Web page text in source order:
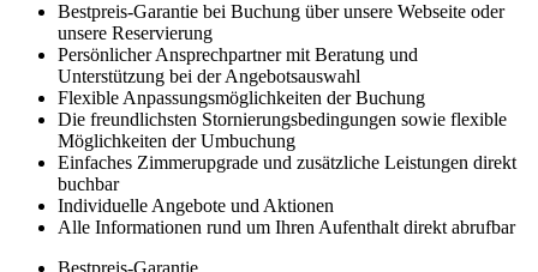
Bestpreis-Garantie bei Buchung über unsere Webseite oder
unsere Reservierung
Persönlicher Ansprechpartner mit Beratung und
Unterstützung bei der Angebotsauswahl
Flexible Anpassungsmöglichkeiten der Buchung
Die freundlichsten Stornierungsbedingungen sowie flexible
Möglichkeiten der Umbuchung
Einfaches Zimmerupgrade und zusätzliche Leistungen direkt
buchbar
Individuelle Angebote und Aktionen
Alle Informationen rund um Ihren Aufenthalt direkt abrufbar
Bestpreis-Garantie